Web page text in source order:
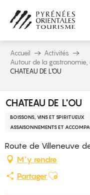
contenu
principal
Accueil
Activités
Autour de la
CHATEAU DE L'OU
CHATEAU DE L'OU
BOISSONS, VINS ET SPIRITUEUX
ASSAISONNEMENTS ET
Route de Villeneuve
M'y rendre
PartagerAjouter